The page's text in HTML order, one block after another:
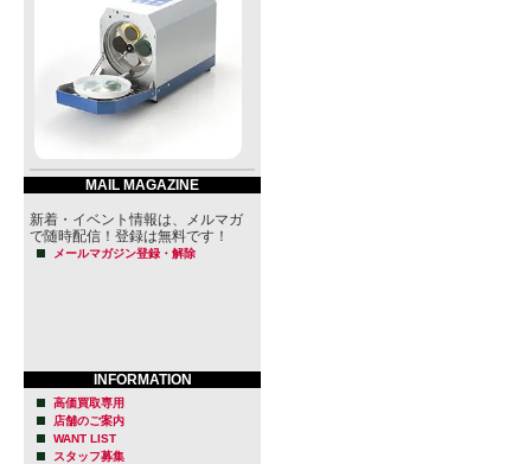
MAIL MAGAZINE
新着・イベント情報は、メルマガ
で随時配信！登録は無料です！
メールマガジン登録・解除
INFORMATION
高価買取専用
店舗のご案内
WANT LIST
スタッフ募集